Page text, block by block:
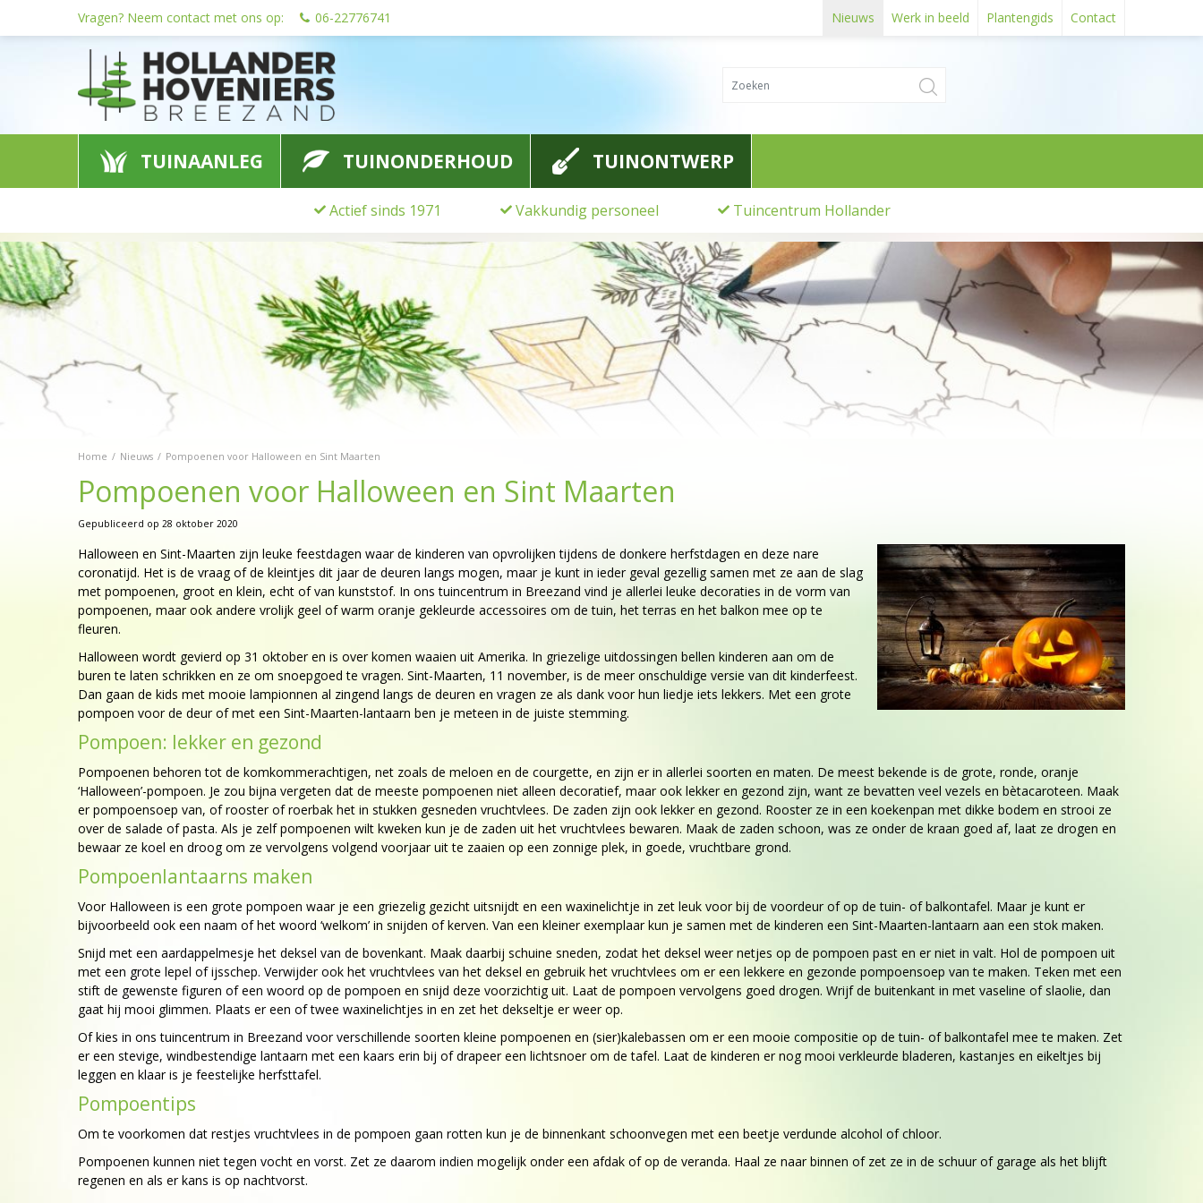
Home Nieuws Pompoenen voor Halloween en Sint Maarten
Vragen? Neem contact met ons op: 06-22776741 Nieuws Werk in beeld Plantengids Contact
TUINAANLEG TUINONDERHOUD TUINONTWERP
Actief sinds 1971 Vakkundig personeel Tuincentrum Hollander
Pompoenen voor Halloween en Sint Maarten
Gepubliceerd op 28 oktober 2020
Halloween en Sint-Maarten zijn leuke feestdagen waar de kinderen van opvrolijken tijdens de donkere herfstdagen en deze nare
coronatijd. Het is de vraag of de kleintjes dit jaar de deuren langs mogen, maar je kunt in ieder geval gezellig samen met ze aan de slag
met pompoenen, groot en klein, echt of van kunststof. In ons tuincentrum in Breezand vind je allerlei leuke decoraties in de vorm van
pompoenen, maar ook andere vrolijk geel of warm oranje gekleurde accessoires om de tuin, het terras en het balkon mee op te
fleuren.
Halloween wordt gevierd op 31 oktober en is over komen waaien uit Amerika. In griezelige uitdossingen bellen kinderen aan om de
buren te laten schrikken en ze om snoepgoed te vragen. Sint-Maarten, 11 november, is de meer onschuldige versie van dit kinderfeest.
Dan gaan de kids met mooie lampionnen al zingend langs de deuren en vragen ze als dank voor hun liedje iets lekkers. Met een grote
pompoen voor de deur of met een Sint-Maarten-lantaarn ben je meteen in de juiste stemming.
Pompoen: lekker en gezond
Pompoenen behoren tot de komkommerachtigen, net zoals de meloen en de courgette, en zijn er in allerlei soorten en maten. De meest bekende is de grote, ronde, oranje
‘Halloween’-pompoen. Je zou bijna vergeten dat de meeste pompoenen niet alleen decoratief, maar ook lekker en gezond zijn, want ze bevatten veel vezels en bètacaroteen. Maak
er pompoensoep van, of rooster of roerbak het in stukken gesneden vruchtvlees. De zaden zijn ook lekker en gezond. Rooster ze in een koekenpan met dikke bodem en strooi ze
over de salade of pasta. Als je zelf pompoenen wilt kweken kun je de zaden uit het vruchtvlees bewaren. Maak de zaden schoon, was ze onder de kraan goed af, laat ze drogen en
bewaar ze koel en droog om ze vervolgens volgend voorjaar uit te zaaien op een zonnige plek, in goede, vruchtbare grond.
Pompoenlantaarns maken
Voor Halloween is een grote pompoen waar je een griezelig gezicht uitsnijdt en een waxinelichtje in zet leuk voor bij de voordeur of op de tuin- of balkontafel. Maar je kunt er
bijvoorbeeld ook een naam of het woord ‘welkom’ in snijden of kerven. Van een kleiner exemplaar kun je samen met de kinderen een Sint-Maarten-lantaarn aan een stok maken.
Snijd met een aardappelmesje het deksel van de bovenkant. Maak daarbij schuine sneden, zodat het deksel weer netjes op de pompoen past en er niet in valt. Hol de pompoen uit
met een grote lepel of ijsschep. Verwijder ook het vruchtvlees van het deksel en gebruik het vruchtvlees om er een lekkere en gezonde pompoensoep van te maken. Teken met een
stift de gewenste figuren of een woord op de pompoen en snijd deze voorzichtig uit. Laat de pompoen vervolgens goed drogen. Wrijf de buitenkant in met vaseline of slaolie, dan
gaat hij mooi glimmen. Plaats er een of twee waxinelichtjes in en zet het dekseltje er weer op.
Of kies in ons tuincentrum in Breezand voor verschillende soorten kleine pompoenen en (sier)kalebassen om er een mooie compositie op de tuin- of balkontafel mee te maken. Zet
er een stevige, windbestendige lantaarn met een kaars erin bij of drapeer een lichtsnoer om de tafel. Laat de kinderen er nog mooi verkleurde bladeren, kastanjes en eikeltjes bij
leggen en klaar is je feestelijke herfsttafel.
Pompoentips
Om te voorkomen dat restjes vruchtvlees in de pompoen gaan rotten kun je de binnenkant schoonvegen met een beetje verdunde alcohol of chloor.
Pompoenen kunnen niet tegen vocht en vorst. Zet ze daarom indien mogelijk onder een afdak of op de veranda. Haal ze naar binnen of zet ze in de schuur of garage als het blijft
regenen en als er kans is op nachtvorst.